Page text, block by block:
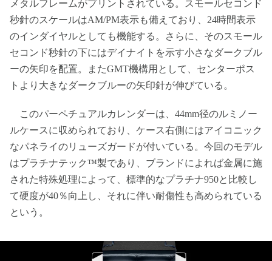
メタルフレームがプリントされている。スモールセコンド
秒針のスケールはAM/PM表示も備えており、24時間表示
のインダイヤルとしても機能する。さらに、そのスモール
セコンド秒針の下にはデイナイトを示す小さなダークブル
ーの矢印を配置。またGMT機構用として、センターポス
トより大きなダークブルーの矢印針が伸びている。
このパーペチュアルカレンダーは、44mm径のルミノー
ルケースに収められており、ケース右側にはアイコニック
なパネライのリューズガードが付いている。今回のモデル
はプラチナテック™製であり、ブランドによれば金属に施
された特殊処理によって、標準的なプラチナ950と比較し
て硬度が40％向上し、それに伴い耐傷性も高められている
という。